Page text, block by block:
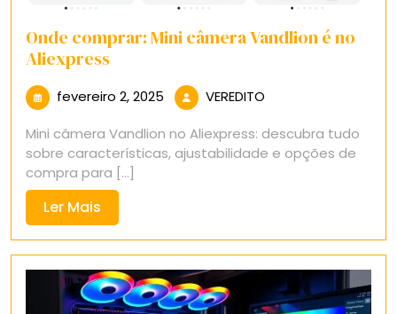
Onde comprar: Mini câmera Vandlion é no
Aliexpress
fevereiro 2, 2025 fevereiro
2025
VEREDITO
Mini câmera Vandlion no Aliexpress: descubra tudo
sobre características, ajustabilidade e opções de
compra para [...]
Ler Mais
Mais